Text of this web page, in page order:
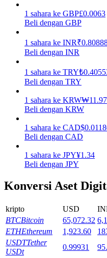
Mempertaruhkan
Launchpool
Staking fleksibel untuk
1 sahara ke GBP£0.0063
Beli dengan GBP
1 sahara ke INR₹
Beli dengan INR
1 sahara ke TRY₺
Beli dengan TRY
1 sahara ke KRW₩11.97
Beli dengan KRW
1 sahara ke CAD$
Beli dengan CAD
1 sahara ke JPY¥1.34
Beli dengan JPY
Konversi Aset
kripto USD
BTCBitcoin 65,072.32
ETHEthereum 1,923.60
USDTTether
USDt
0.99931